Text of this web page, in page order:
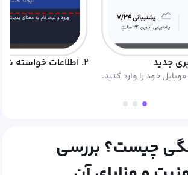
خود را وارد کنید.
۲. اطلاعات خواسته شده را وارد کنید.
چیست؟ بررسی